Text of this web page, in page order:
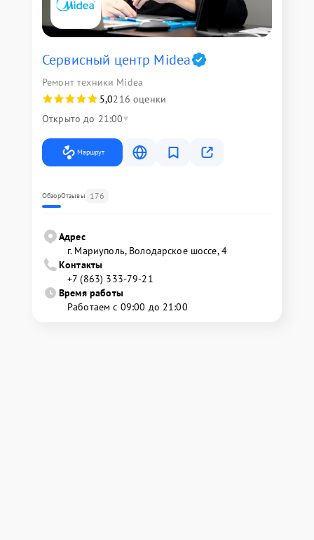
Сервисный центр Midea
Ремонт техники Midea
5,0216 оценки
Открыто до 21:00
Маршрут
ОбзорОтзывы 176
Адрес
г. Мариуполь, Володарское шоссе, 4
Контакты
+7 (863) 333-79-21
Время работы
Работаем с 09:00 до 21:00